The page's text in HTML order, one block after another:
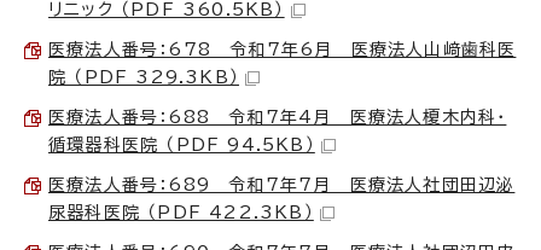
リニック （PDF 360.5KB）
医療法人番号：678 令和7年6月 医療法人山﨑歯科医
院 （PDF 329.3KB）
医療法人番号：688 令和7年4月 医療法人榎木内科・
循環器科医院 （PDF 94.5KB）
医療法人番号：689 令和7年7月 医療法人社団田辺泌
尿器科医院 （PDF 422.3KB）